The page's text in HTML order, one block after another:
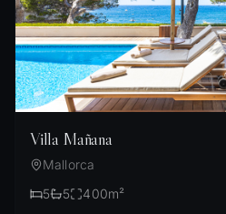
Villa Mañana
Mallorca
5
5 400m²